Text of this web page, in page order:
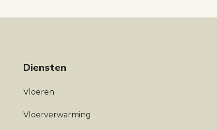
Diensten
Vloeren
Vloerverwarming